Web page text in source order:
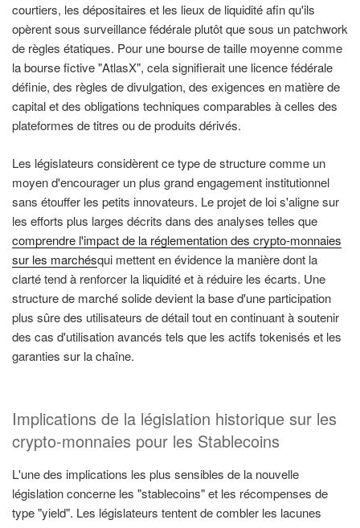
courtiers, les dépositaires et les lieux de liquidité afin qu'ils
opèrent sous surveillance fédérale plutôt que sous un patchwork
de règles étatiques. Pour une bourse de taille moyenne comme
la bourse fictive "AtlasX", cela signifierait une licence fédérale
définie, des règles de divulgation, des exigences en matière de
capital et des obligations techniques comparables à celles des
plateformes de titres ou de produits dérivés.
Les législateurs considèrent ce type de structure comme un
moyen d'encourager un plus grand engagement institutionnel
sans étouffer les petits innovateurs. Le projet de loi s'aligne sur
les efforts plus larges décrits dans des analyses telles que
comprendre l'impact de la réglementation des crypto-monnaies
sur les marchésqui mettent en évidence la manière dont la
clarté tend à renforcer la liquidité et à réduire les écarts. Une
structure de marché solide devient la base d'une participation
plus sûre des utilisateurs de détail tout en continuant à soutenir
des cas d'utilisation avancés tels que les actifs tokenisés et les
garanties sur la chaîne.
Implications de la législation historique sur les
crypto-monnaies pour les Stablecoins
L'une des implications les plus sensibles de la nouvelle
législation concerne les "stablecoins" et les récompenses de
type "yield". Les législateurs tentent de combler les lacunes